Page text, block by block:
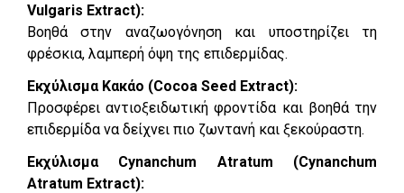
Vulgaris Extract):
Βοηθά στην αναζωογόνηση και υποστηρίζει τη
φρέσκια, λαμπερή όψη της επιδερμίδας.
Εκχύλισμα Κακάο (Cocoa Seed Extract):
Προσφέρει αντιοξειδωτική φροντίδα και βοηθά την
επιδερμίδα να δείχνει πιο ζωντανή και ξεκούραστη.
Εκχύλισμα Cynanchum Atratum (Cynanchum
Atratum Extract):